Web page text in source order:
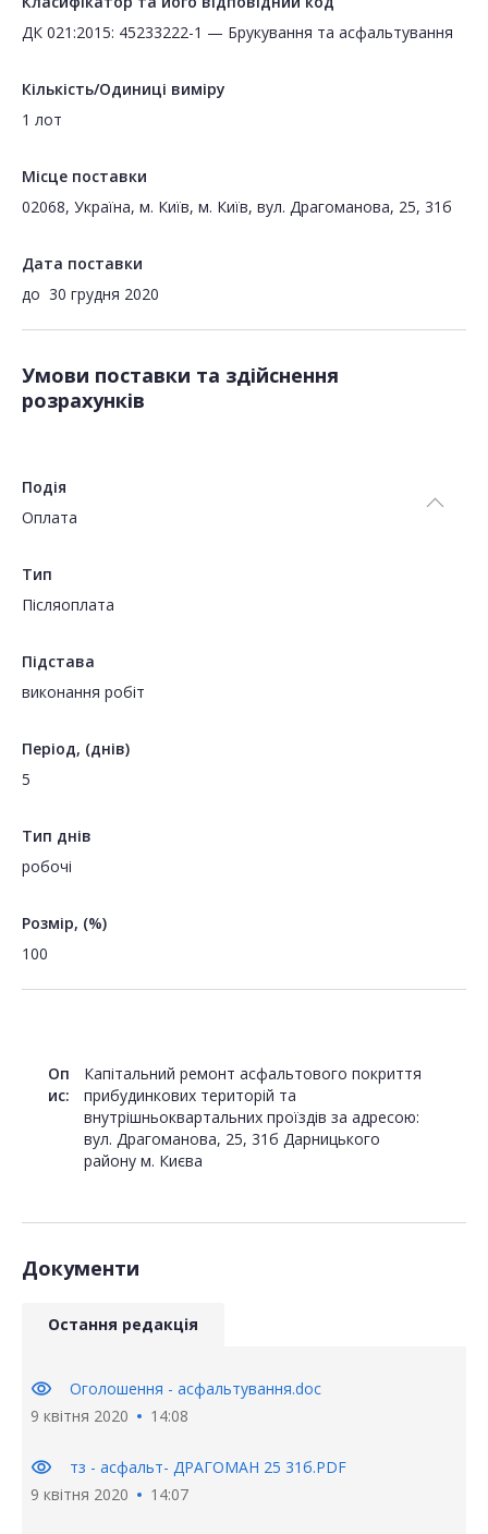
ДК 021:2015: 45233222-1 — Брукування та асфальтування
Кількість/Одиниці виміру
1 лот
Місце поставки
02068, Україна, м. Київ, м. Київ, вул. Драгоманова, 25, 31б
Дата поставки
до 30 грудня 2020
Умови поставки та здійснення
розрахунків
Подія
Оплата
Тип
Пiсляоплата
Підстава
виконання робіт
Період, (днів)
5
Тип днів
робочі
Розмір, (%)
100
Оп
ис:
Капітальний ремонт асфальтового покриття
прибудинкових територій та
внутрішньоквартальних проїздів за адресою:
вул. Драгоманова, 25, 31б Дарницького
району м. Києва
Документи
Остання редакція
visibility
Оголошення - асфальтування.doc
9 квітня 2020
14:08
visibility
тз - асфальт- ДРАГОМАН 25 31б.PDF
9 квітня 2020
14:07